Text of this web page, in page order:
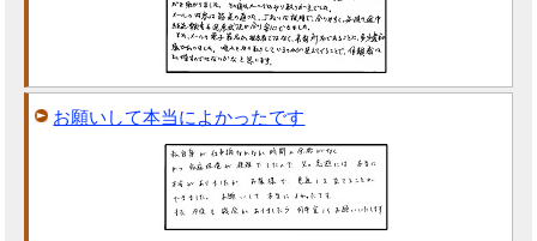
お願いして本当によかったです